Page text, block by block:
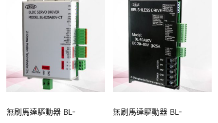
無刷馬達驅動器 BL-
無刷馬達驅動器 BL-